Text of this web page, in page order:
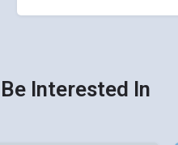
Interested In